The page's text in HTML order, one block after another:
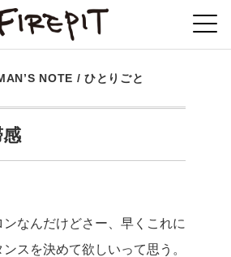
NOTE /ひとりごと
なんだけどさー、早くこれに
スを決めて欲しいって思う。